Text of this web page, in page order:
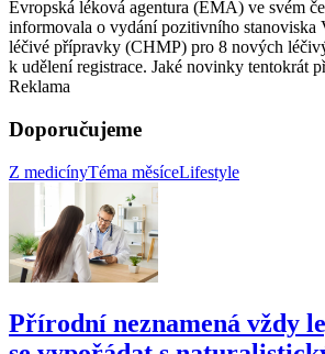
Evropská léková agentura (EMA) ve svém
informovala o vydání pozitivního stanoviska
léčivé přípravky (CHMP) pro 8 nových
k udělení registrace. Jaké novinky tentokrát
Reklama
Doporučujeme
Z medicínyTéma měsíceLifestyle
Přírodní neznamená vždy